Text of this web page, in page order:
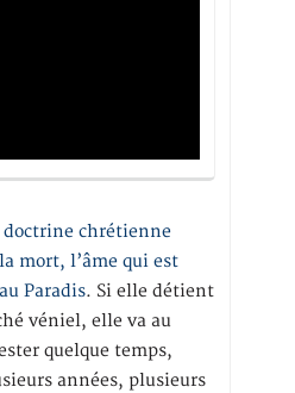
doctrine chrétienne
mort, l’âme qui est
Paradis. Si elle détient
véniel, elle va au
quelque temps,
années, plusieurs